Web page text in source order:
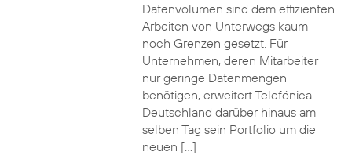
Datenvolumen sind dem effizienten
Arbeiten von Unterwegs kaum
noch Grenzen gesetzt. Für
Unternehmen, deren Mitarbeiter
nur geringe Datenmengen
benötigen, erweitert Telefónica
Deutschland darüber hinaus am
selben Tag sein Portfolio um die
neuen […]